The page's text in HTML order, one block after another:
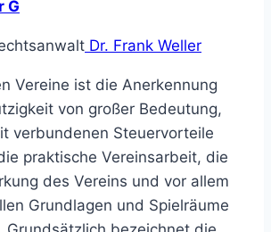
G
Dr. Frank Weller
Vereine ist die Anerkennung
von großer Bedeutung,
verbundenen Steuervorteile
praktische Vereinsarbeit, die
des Vereins und vor allem
Grundlagen und Spielräume